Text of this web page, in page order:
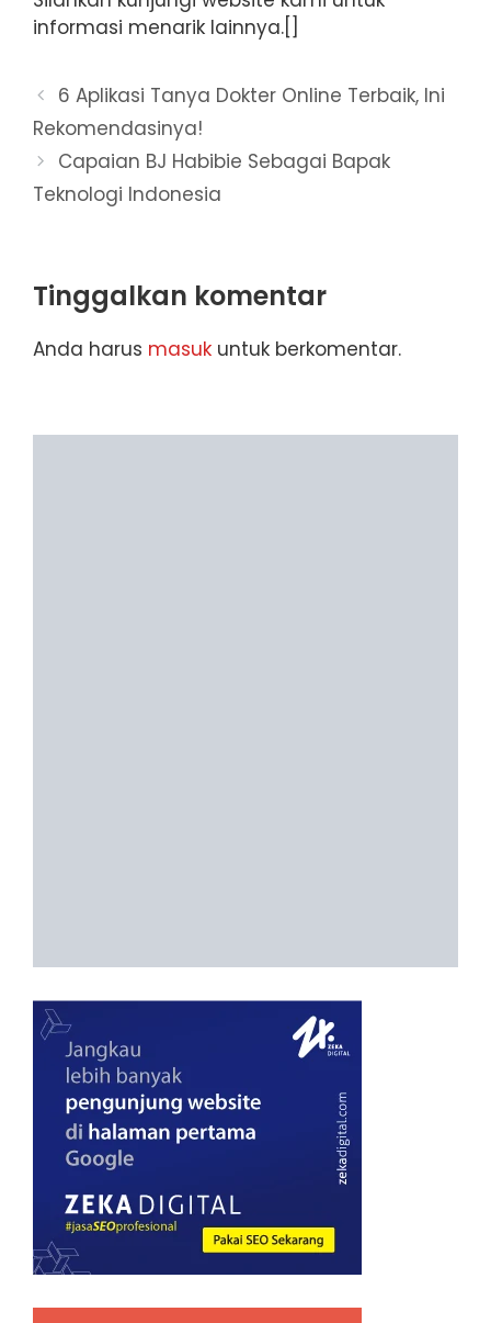
informasi menarik lainnya.[]
6 Aplikasi Tanya Dokter Online Terbaik, Ini
Rekomendasinya!
Capaian BJ Habibie Sebagai Bapak
Teknologi Indonesia
Tinggalkan komentar
Anda harus masuk untuk berkomentar.